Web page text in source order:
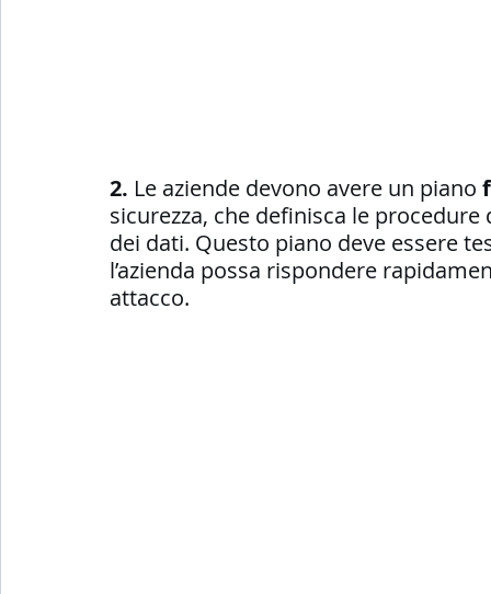
2. Le aziende devono avere un piano
sicurezza, che definisca le
dei dati. Questo piano deve essere
l’azienda possa rispondere
attacco.